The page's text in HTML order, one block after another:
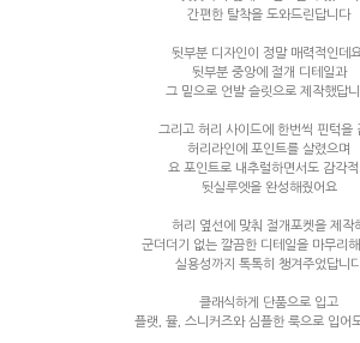
간편한 탈착을 도와드린답니다
뒷부분 디자인이 정말 매력적인데
뒷부분 중앙에 절개 디테일과
그 밑으로 언발 슬릿으로 제작했답
그리고 허리 사이드에 한번씩 핀턱을
허리라인에 포인트를 살렸으며
요 포인트로 내추럴하면서도 감각
뒷실루엣을 완성해줬어요
허리 옆선에 맞춰 절개포켓을 제작
군더더기 없는 깔끔한 디테일을 마무리
실용성까지 톡톡히 챙겨주었답니
클래식하게 단품으로 입고
플랫, 뮬, 스니커즈와 심플한 룩으로 입어